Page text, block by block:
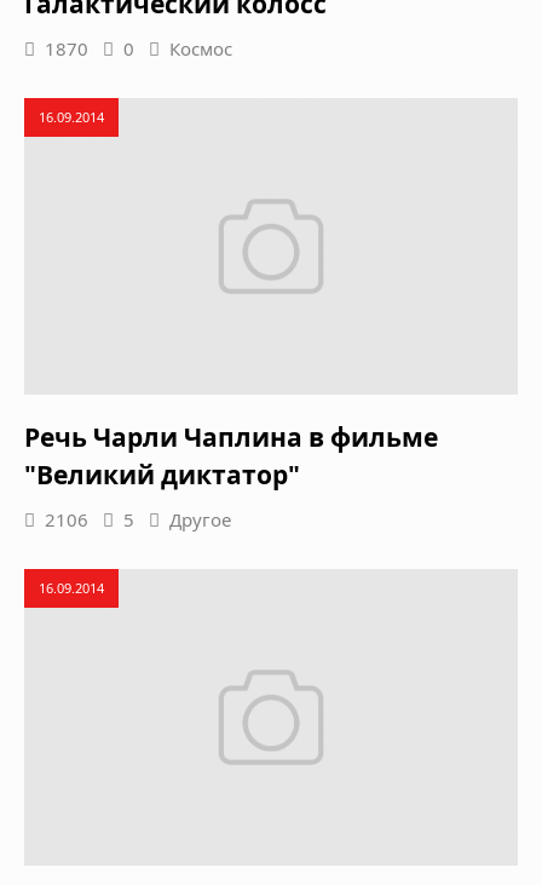
1870 0 Космос
16.09.2014
Речь Чарли Чаплина в фильме
"Великий диктатор"
2106 5 Другое
16.09.2014